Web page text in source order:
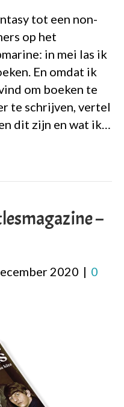
tot een non-
op het
in mei las ik
En omdat ik
om boeken te
te schrijven, vertel
dit zijn en wat ik…
–
2020 | 0